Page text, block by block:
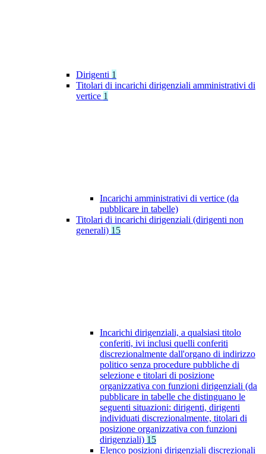
Dirigenti 1
Titolari di incarichi dirigenziali amministrativi di
vertice 1
Incarichi amministrativi di vertice (da
pubblicare in tabelle)
Titolari di incarichi dirigenziali (dirigenti non
generali) 15
Incarichi dirigenziali, a qualsiasi titolo
conferiti, ivi inclusi quelli conferiti
discrezionalmente dall'organo di indirizzo
politico senza procedure pubbliche di
selezione e titolari di posizione
organizzativa con funzioni dirigenziali (da
pubblicare in tabelle che distinguano le
seguenti situazioni: dirigenti, dirigenti
individuati discrezionalmente, titolari di
posizione organizzativa con funzioni
dirigenziali) 15
Elenco posizioni dirigenziali discrezionali